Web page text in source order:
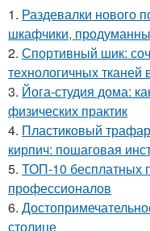
1. Раздевалки нового
шкафчики,
2. Спортивный шик:
технологичных тканей
3. Йога-студия дома:
физических практик
4. Пластиковый
кирпич: пошаговая
5. ТОП-10 бесплатных
профессионалов
6.
столице